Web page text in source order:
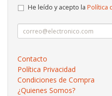
He leído y acepto la Política
Contacto
Política Privacidad
Condiciones de Compra
¿Quienes Somos?